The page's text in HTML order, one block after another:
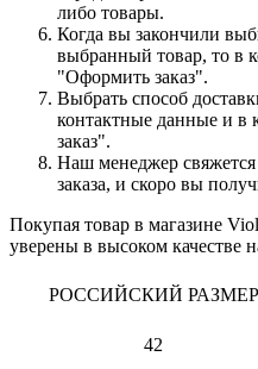
либо товары.
Когда вы закончили
выбранный товар, то в
"Оформить заказ".
Выбрать способ
контактные данные и в
заказ".
Наш менеджер
заказа, и скоро вы
Покупая товар в магазине
уверены в высоком качестве
РОССИЙСКИЙ РАЗМЕР
42